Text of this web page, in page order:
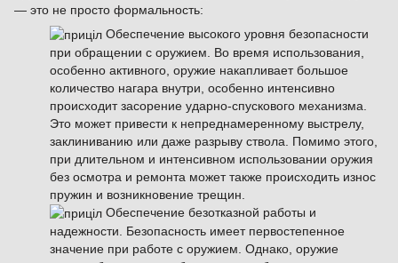
— это не просто формальность:
Обеспечение высокого уровня безопасности
при обращении с оружием. Во время использования,
особенно активного, оружие накапливает большое
количество нагара внутри, особенно интенсивно
происходит засорение ударно-спускового механизма.
Это может привести к непреднамеренному выстрелу,
заклиниванию или даже разрыву ствола. Помимо этого,
при длительном и интенсивном использовании оружия
без осмотра и ремонта может также происходить износ
пружин и возникновение трещин.
Обеспечение безотказной работы и
надежности. Безопасность имеет первостепенное
значение при работе с оружием. Однако, оружие